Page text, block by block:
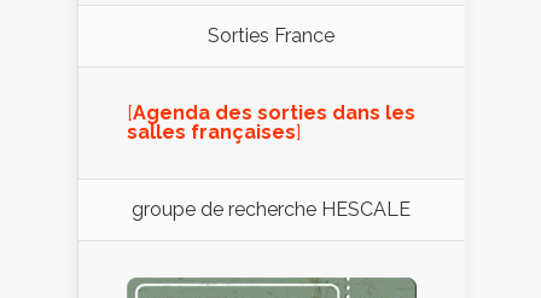
Sorties France
[Agenda des sorties dans les
salles françaises]
groupe de recherche HESCALE